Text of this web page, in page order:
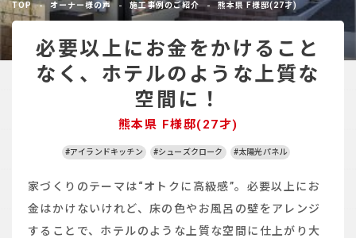
不動産事業
建築実例
その他
TOP オーナー様の声 施工事例のご紹介 熊本県 F様邸(27才)
必要以上にお金をかけること
なく、ホテルのような上質な
空間に！
熊本県 F様邸(27才)
#アイランドキッチン #シューズクローク #太陽光パネル
家づくりのテーマは“オトクに高級感”。必要以上にお
金はかけないけれど、床の色やお風呂の壁をアレンジ
することで、ホテルのような上質な空間に仕上がり大